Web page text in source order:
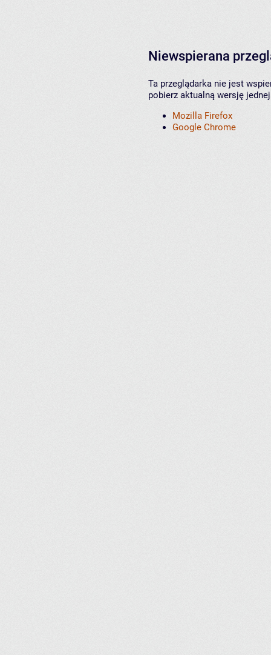
Niewspierana
Ta przeglądarka nie jest
pobierz aktualną wersję
Mozilla Firefox
Google Chrome